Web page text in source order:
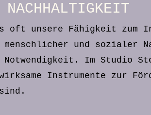
NACHHALTIGKEIT
oft unsere Fähigkeit zum
menschlicher und sozialer
Im Studio
Instrumente zur